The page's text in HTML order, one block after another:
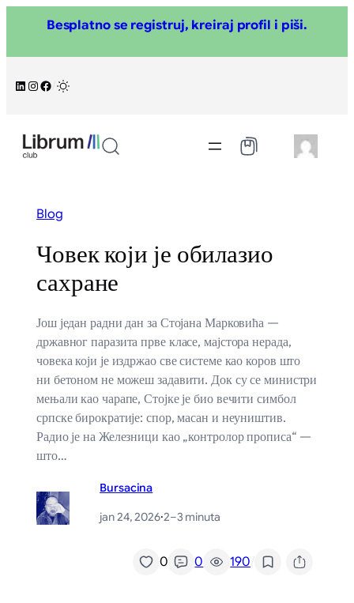
sadržaj
Besplatno se registruj, kreiraj profil i piši.
LinkedIn
Instagram
Facebook
Blog
Човек који је обилазио
сахране
Још један радни дан за Стојана Марковића —
државног паразита прве класе, мајстора нерада,
човека који је издржао све системе као коров што
ни бетоном не можеш задавити. Док су се министри
мењали као чарапе, Стојке је био вечити симбол
српске бирократије: спор, масан и неуништив.
Радио је на Железници као „контролор прописа“ —
што…
Bursacina
jan 24, 2026·2–3 minuta
0 0 190/